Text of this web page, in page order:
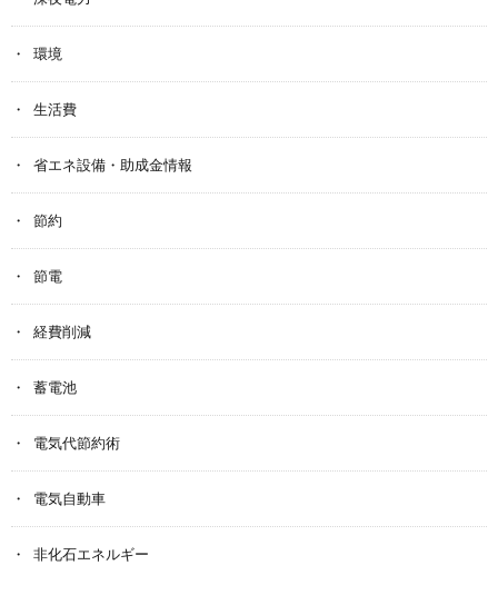
環境
生活費
省エネ設備・助成金情報
節約
節電
経費削減
蓄電池
電気代節約術
電気自動車
非化石エネルギー